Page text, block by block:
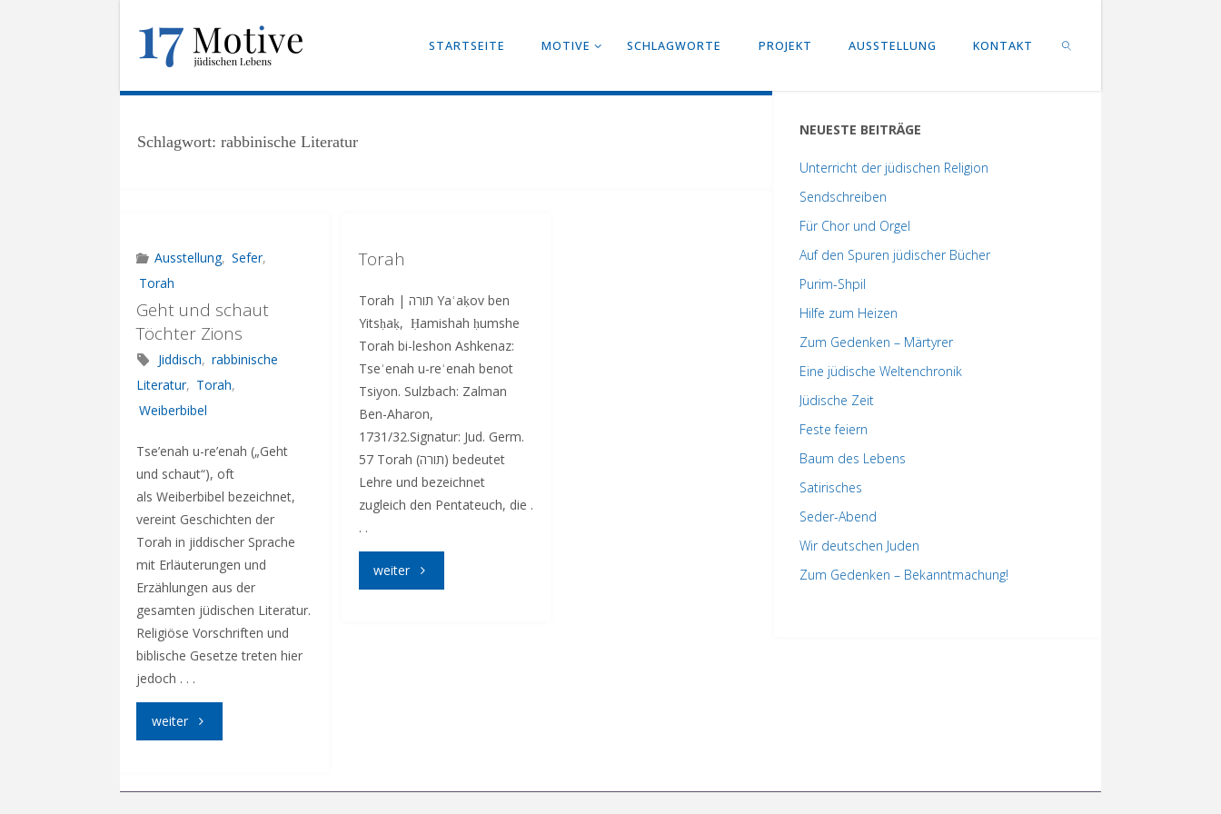
7M
VE.
STARTSEITE MOTIVE SCHLAGWORTE PROJEKT AUSSTELLUNG KONTAKT
Schlagwort:rabbinische Literatur
Ausstellung, Sefer,
Torah
Geht und schaut
Töchter Zions
Jiddisch, rabbinische
Literatur, Torah,
Weiberbibel
Tse’enah u-re’enah („Geht
und schaut“), oft
als Weiberbibel bezeichnet,
vereint Geschichten der
Torah in jiddischer Sprache
mit Erläuterungen und
Erzählungen aus der
gesamten jüdischen Literatur.
Religiöse Vorschriften und
biblische Gesetze treten hier
jedoch . . .
weiter"Geht
schaut
Torah
Torah | תורה Yaʿaḳov ben
Yitsḥaḳ, Ḥamishah ḥumshe
Torah bi-leshon Ashkenaz:
Tseʾenah u-reʾenah benot
Tsiyon. Sulzbach: Zalman
Ben-Aharon,
1731/32.Signatur: Jud. Germ.
57 Torah (תורה) bedeutet
Lehre und bezeichnet
zugleich den Pentateuch, die .
. .
weiter"Torah"
NEUESTE BEITRÄGE
Unterricht der jüdischen Religion
Sendschreiben
Für Chor und Orgel
Auf den Spuren jüdischer Bücher
Purim-Shpil
Hilfe zum Heizen
Zum Gedenken – Märtyrer
Eine jüdische Weltenchronik
Jüdische Zeit
Feste feiern
Baum des Lebens
Satirisches
Seder-Abend
Wir deutschen Juden
Zum Gedenken – Bekanntmachung!